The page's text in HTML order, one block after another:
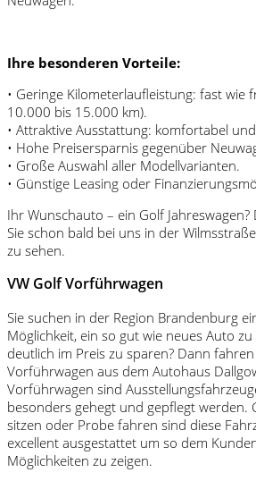
Ihre besonderen Vorteile:
• Geringe Kilometerlaufleistung: fast wie
10.000 bis 15.000 km).
• Attraktive Ausstattung: komfortabel
• Hohe Preisersparnis gegenüber
• Große Auswahl aller Modellvarianten.
• Günstige Leasing oder
Ihr Wunschauto – ein Golf
Sie schon bald bei uns in der
zu sehen.
VW Golf Vorführwagen
Sie suchen in der Region Brandenburg
Möglichkeit, ein so gut wie neues Auto
deutlich im Preis zu sparen? Dann
Vorführwagen aus dem Autohaus
Vorführwagen sind
besonders gehegt und gepflegt werden.
sitzen oder Probe fahren sind diese
excellent ausgestattet um so dem
Möglichkeiten zu zeigen.